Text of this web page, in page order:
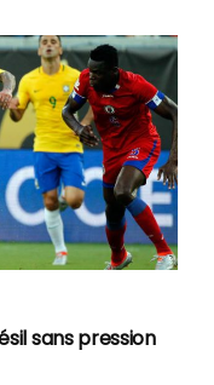
sans pression